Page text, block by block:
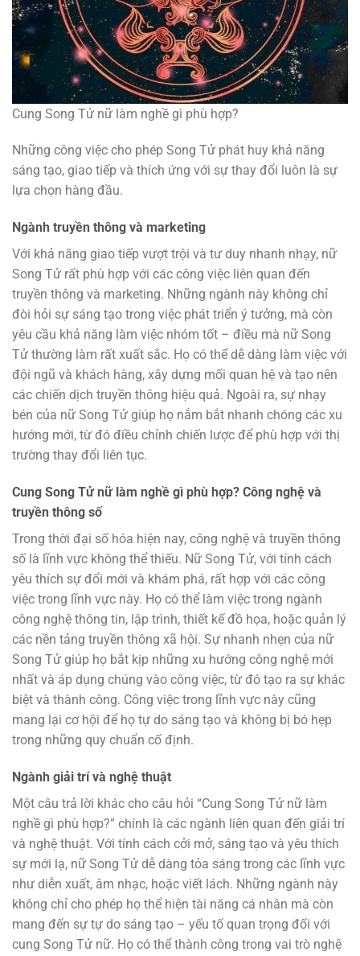
Cung Song Tử nữ làm nghề gì phù hợp?
Những công việc cho phép Song Tử phát huy khả năng
sáng tạo, giao tiếp và thích ứng với sự thay đổi luôn là sự
lựa chọn hàng đầu.
Ngành truyền thông và marketing
Với khả năng giao tiếp vượt trội và tư duy nhanh nhạy, nữ
Song Tử rất phù hợp với các công việc liên quan đến
truyền thông và marketing. Những ngành này không chỉ
đòi hỏi sự sáng tạo trong việc phát triển ý tưởng, mà còn
yêu cầu khả năng làm việc nhóm tốt – điều mà nữ Song
Tử thường làm rất xuất sắc. Họ có thể dễ dàng làm việc với
đội ngũ và khách hàng, xây dựng mối quan hệ và tạo nên
các chiến dịch truyền thông hiệu quả. Ngoài ra, sự nhạy
bén của nữ Song Tử giúp họ nắm bắt nhanh chóng các xu
hướng mới, từ đó điều chỉnh chiến lược để phù hợp với thị
trường thay đổi liên tục.
Cung Song Tử nữ làm nghề gì phù hợp? Công nghệ và
truyền thông số
Trong thời đại số hóa hiện nay, công nghệ và truyền thông
số là lĩnh vực không thể thiếu. Nữ Song Tử, với tính cách
yêu thích sự đổi mới và khám phá, rất hợp với các công
việc trong lĩnh vực này. Họ có thể làm việc trong ngành
công nghệ thông tin, lập trình, thiết kế đồ họa, hoặc quản lý
các nền tảng truyền thông xã hội. Sự nhanh nhẹn của nữ
Song Tử giúp họ bắt kịp những xu hướng công nghệ mới
nhất và áp dụng chúng vào công việc, từ đó tạo ra sự khác
biệt và thành công. Công việc trong lĩnh vực này cũng
mang lại cơ hội để họ tự do sáng tạo và không bị bó hẹp
trong những quy chuẩn cố định.
Ngành giải trí và nghệ thuật
Một câu trả lời khác cho câu hỏi “Cung Song Tử nữ làm
nghề gì phù hợp?” chính là các ngành liên quan đến giải trí
và nghệ thuật. Với tính cách cởi mở, sáng tạo và yêu thích
sự mới lạ, nữ Song Tử dễ dàng tỏa sáng trong các lĩnh vực
như diễn xuất, âm nhạc, hoặc viết lách. Những ngành này
không chỉ cho phép họ thể hiện tài năng cá nhân mà còn
mang đến sự tự do sáng tạo – yếu tố quan trọng đối với
cung Song Tử nữ. Họ có thể thành công trong vai trò nghệ